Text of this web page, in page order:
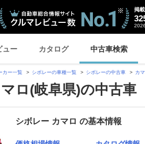
掲
ュー カタログ 中古車検索
カー一覧 シボレーの車種一覧 シボレーの中古車 カ
ロ(岐阜県)の中古車
シボレー カマロ の基本情報